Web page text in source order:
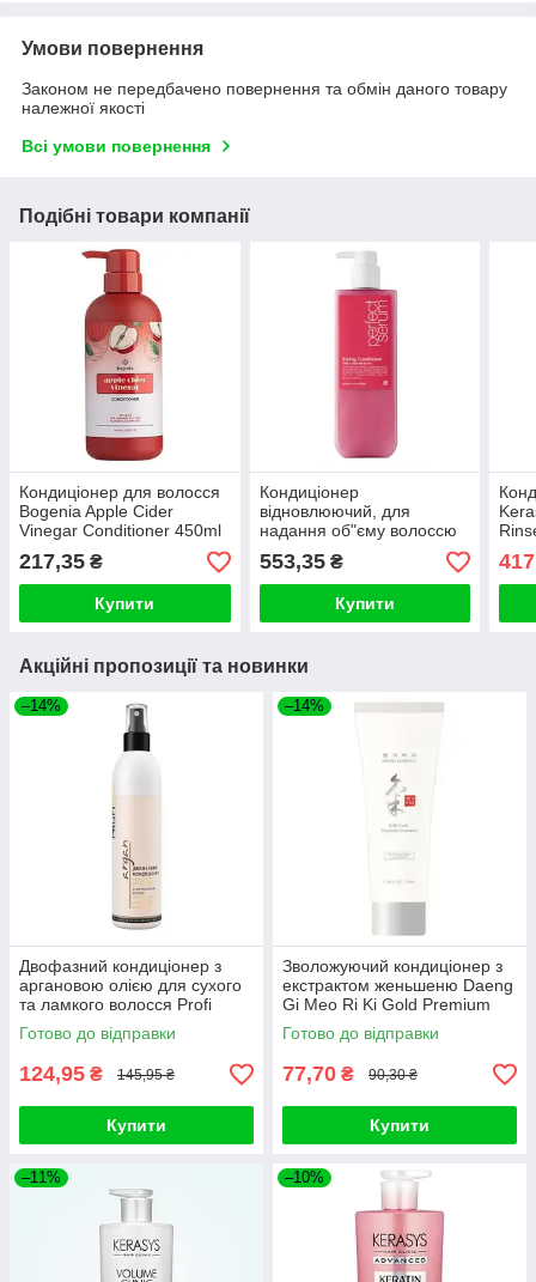
Умови повернення
Законом не передбачено повернення та обмін даного товару
належної якості
Всі умови повернення
Подібні товари компанії
Кондиціонер для волосся
Bogenia Apple Cider
Vinegar Conditioner 450ml
217,35 ₴
Купити
Кондиціонер
відновлюючий, для
надання об"єму волоссю
MISE-EN-SCENE
PERFECT SERUM
STYLING CONDITIONE
553,35₴
Купити
Акційні пропозиції та новинки
–14%
Двофазний кондиціонер з
аргановою олією для сухого
та ламкого волосся Profi
style, 250ml
Готово до відправки
124,95 ₴ 145,95 ₴
Купити
–14%
Зволожуючий кондиціонер з
екстрактом женьшеню Daeng
Gi Meo Ri Ki Gold Premium
Treatment 50ml
Готово до відправки
77,70 ₴ 90,30 ₴
Купити
–11% –10%